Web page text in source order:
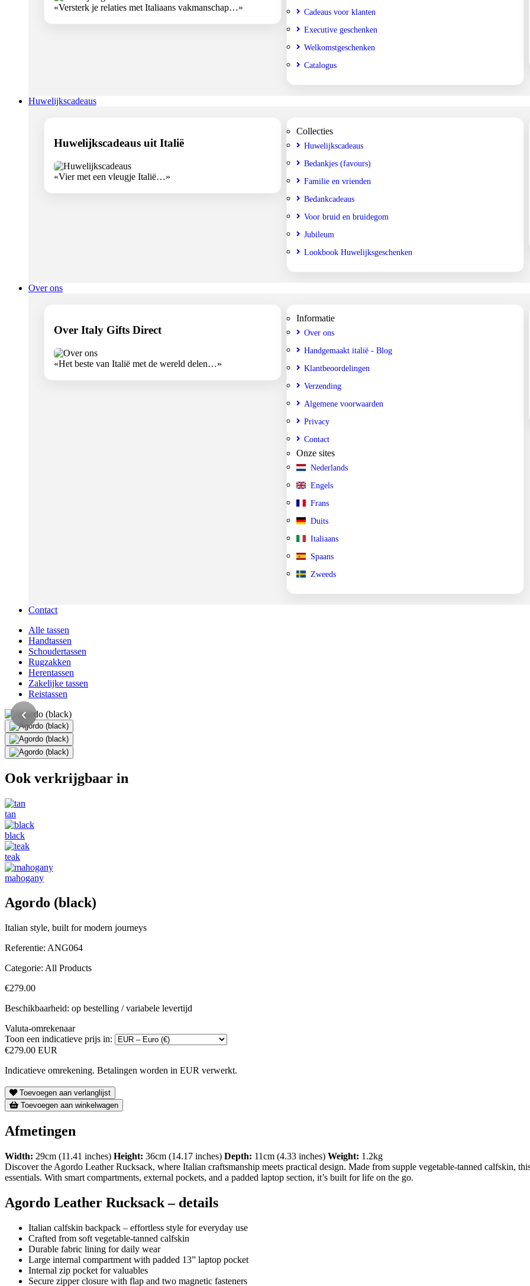
«Versterk je relaties met Italiaans vakmanschap…»
Cadeaus voor klanten
Executive geschenken
Welkomstgeschenken
Catalogus
Huwelijkscadeaus
Huwelijkscadeaus uit Italië
«Vier met een vleugje Italië…»
Collecties
Huwelijkscadeaus
Bedankjes (favours)
Familie en vrienden
Bedankcadeaus
Voor bruid en bruidegom
Jubileum
Lookbook Huwelijksgeschenken
Over ons
Over Italy Gifts Direct
«Het beste van Italië met de wereld delen…»
Informatie
Over ons
Handgemaakt italië - Blog
Klantbeoordelingen
Verzending
Algemene voorwaarden
Privacy
Contact
Onze sites
Nederlands
Engels
Frans
Duits
Italiaans
Spaans
Zweeds
Contact
Alle tassen
Handtassen
Schoudertassen
Rugzakken
Herentassen
Zakelijke tassen
Reistassen
‹
Ook verkrijgbaar in
tan
black
teak
mahogany
Agordo (black)
Italian style, built for modern journeys
Referentie: ANG064
Categorie: All Products
€279.00
Beschikbaarheid: op bestelling / variabele levertijd
Valuta-omrekenaar
Toon een indicatieve prijs in:
€279.00 EUR
Indicatieve omrekening. Betalingen worden in EUR verwerkt.
Toevoegen aan verlanglijst
Toevoegen aan winkelwagen
Afmetingen
Width: 29cm (11.41 inches) Height: 36cm (14.17 inches) Depth: 11cm (4.33 inches) Weight: 1.2kg
Discover the Agordo Leather Rucksack, where Italian craftsmanship meets practical design. Made from supple vegetable-tanned calfskin,
essentials. With smart compartments, external pockets, and a padded laptop section, it’s built for life on the go.
Agordo Leather Rucksack – details
Italian calfskin backpack – effortless style for everyday use
Crafted from soft vegetable-tanned calfskin
Durable fabric lining for daily wear
Large internal compartment with padded 13” laptop pocket
Internal zip pocket for valuables
Secure zipper closure with flap and two magnetic fasteners